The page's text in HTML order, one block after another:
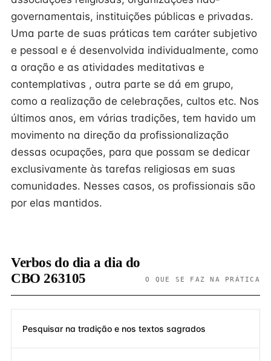
governamentais, instituições públicas e privadas.
Uma parte de suas práticas tem caráter subjetivo
e pessoal e é desenvolvida individualmente, como
a oração e as atividades meditativas e
contemplativas , outra parte se dá em grupo,
como a realização de celebrações, cultos etc. Nos
últimos anos, em várias tradições, tem havido um
movimento na direção da profissionalização
dessas ocupações, para que possam se dedicar
exclusivamente às tarefas religiosas em suas
comunidades. Nesses casos, os profissionais são
por elas mantidos.
Verbos do dia a dia do
CBO 263105
O QUE SE FAZ NA PRÁTICA
Pesquisar na tradição e nos textos sagrados